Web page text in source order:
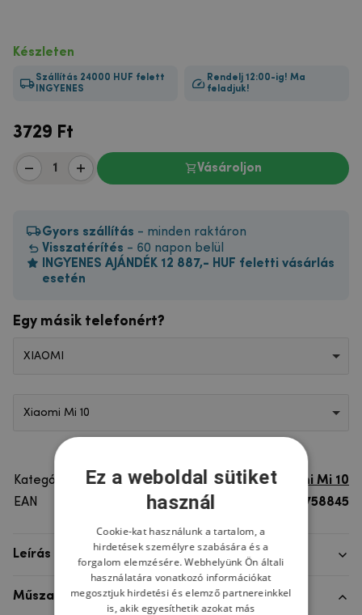
Készleten
Szállítás 24000 HUF felett
INGYENES
Rendelj 12:00-ig! Ma
feladjuk!
3729 Ft
Vásároljon
Gyors szállítás - minden raktáron
Visszatérítés - 60 napon belül
INGYENES AJÁNDÉK 12 887,- HUF feletti vásárlás
esetén
Egy másik telefonért?
XIAOMI
Xiaomi Mi 10
Kategória
Xiaomi Mi 10
EAN
8596579758845
Leírás
Műszaki adatok
Ez a weboldal sütiket
használ
Cookie-kat használunk a tartalom, a
hirdetések személyre szabására és a
forgalom elemzésére. Webhelyünk Ön általi
használatára vonatkozó információkat
megosztjuk hirdetési és elemző partnereinkkel
is, akik egyesíthetik azokat más